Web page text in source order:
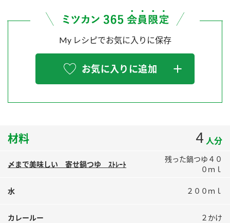
炊き込みご飯の素 米飯用調味液
PIN印
スペシャルサイト
お酢を知ろう！
ぽん酢サワー
ZENB initiative
MIM（ミツカンミュージアム）
各部門が大切にしていること
販売終了製品のご案内
よくあるご質問
地図から取り扱い店舗を探す
My レシピでお気に入りに保存
お気に入りに追加
材料 4 人分
〆まで美味しい 寄せ鍋つゆ ｽﾄﾚｰﾄ
残った鍋つゆ４０
０ｍｌ
水 ２００ｍｌ
カレールー ２かけ